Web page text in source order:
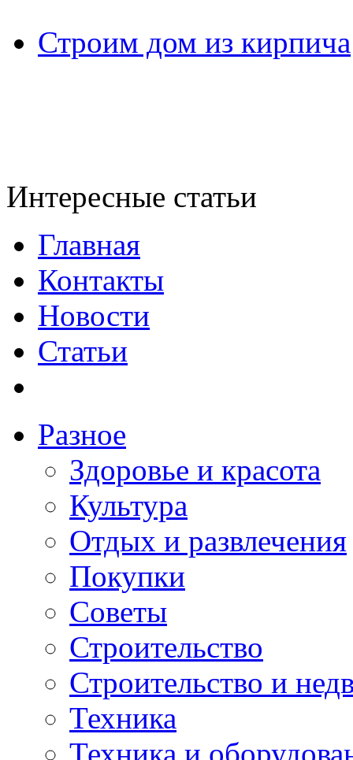
Строим дом из кирпича
Интересные статьи
Главная
Контакты
Новости
Статьи
Разное
Здоровье и красота
Культура
Отдых и развлечения
Покупки
Советы
Строительство
Строительство и
Техника
Техника и